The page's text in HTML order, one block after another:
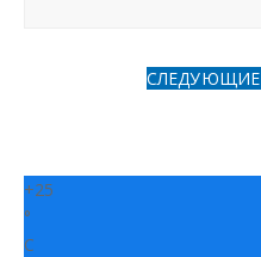
СЛЕДУЮЩИЕ
+25
°
C